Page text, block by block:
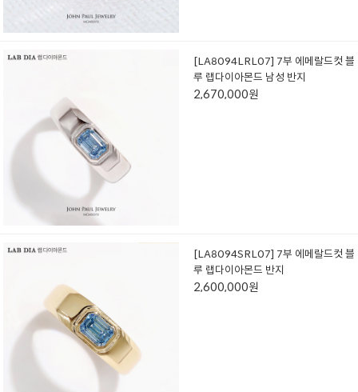
[LA8094LRL07] 7부 에메랄드컷 블
루 랩다이아몬드 남성 반지
2,670,000원
[LA8094SRL07] 7부 에메랄드컷 블
루 랩다이아몬드 반지
2,600,000원